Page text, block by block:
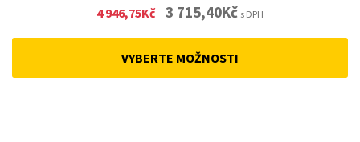
4 946,75Kč Original
3 715,40KčCurrent
s DPH
VYBERTE MOŽNOSTI